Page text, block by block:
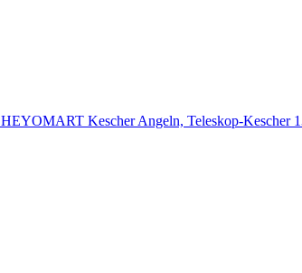
HEYOMART Kescher Angeln, Teleskop-Kescher